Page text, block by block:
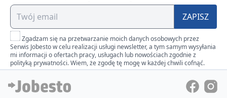
ZAPISZ
Zgadzam się na przetwarzanie moich danych osobowych przez
Serwis Jobesto w celu realizacji usługi newsletter, a tym samym wysyłania
mi informacji o ofertach pracy, usługach lub nowościach zgodnie z
polityką prywatności. Wiem, że zgodę tę mogę w każdej chwili cofnąć.